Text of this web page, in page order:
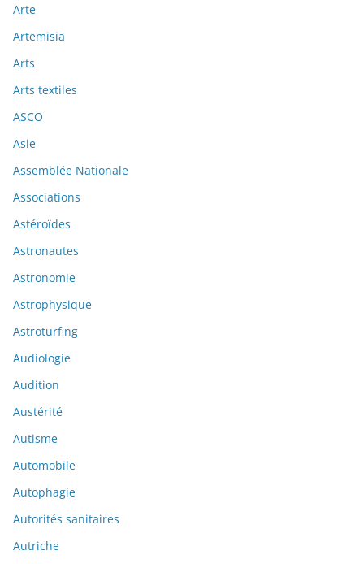
Arte
Artemisia
Arts
Arts textiles
ASCO
Asie
Assemblée Nationale
Associations
Astéroïdes
Astronautes
Astronomie
Astrophysique
Astroturfing
Audiologie
Audition
Austérité
Autisme
Automobile
Autophagie
Autorités sanitaires
Autriche